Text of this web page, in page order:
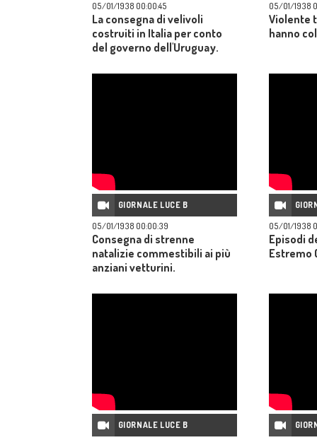
05/01/1938 00:00:45
La consegna di velivoli
costruiti in Italia per conto
del governo dell'Uruguay.
05/01/1938
Violente
hanno
GIORNALE LUCE B
05/01/1938 00:00:39
Consegna di strenne
natalizie commestibili ai più
anziani vetturini.
05/01/1938
Episodi
Estremo
GIORNALE LUCE B